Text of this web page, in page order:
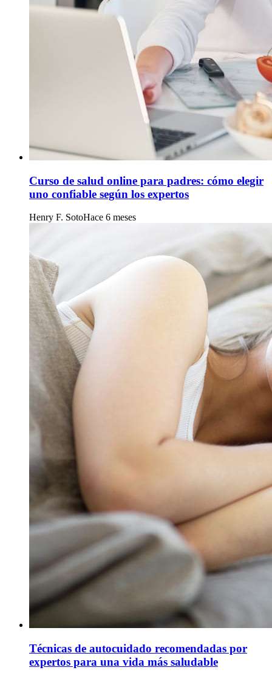
Curso de salud online para padres: cómo elegir
uno confiable según los expertos
Henry F. SotoHace 6 meses
Técnicas de autocuidado recomendadas por
expertos para una vida más saludable